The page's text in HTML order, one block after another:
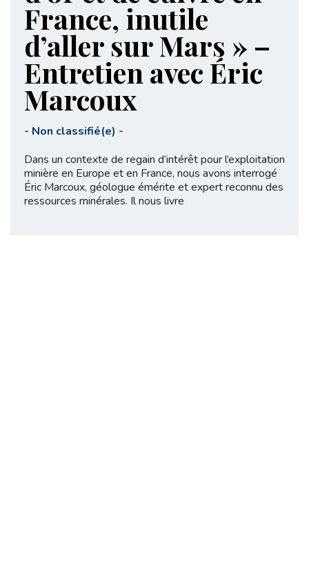
France, inutile
d’aller sur Mars » –
Entretien avec Éric
Marcoux
- Non classifié(e) -
Dans un contexte de regain d’intérêt pour l’exploitation
minière en Europe et en France, nous avons interrogé
Éric Marcoux, géologue émérite et expert reconnu des
ressources minérales. Il nous livre